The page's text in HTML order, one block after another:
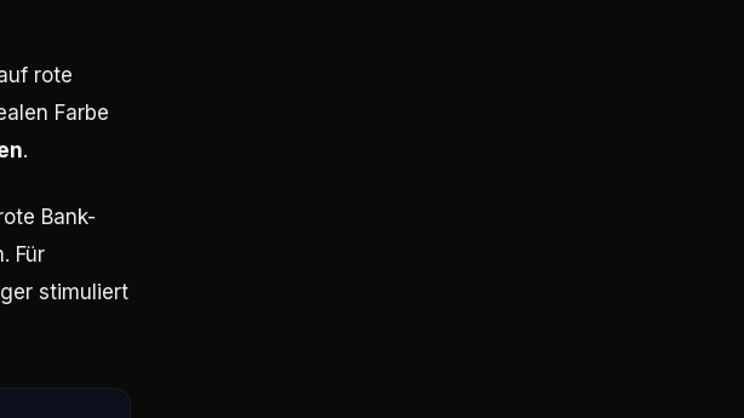
rote
Farbe
.
Bank-
Für
stimuliert